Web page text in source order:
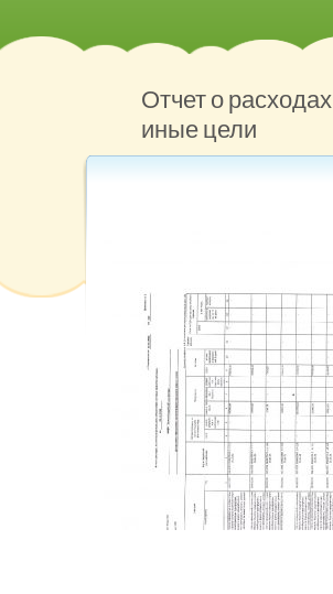
Главная
Наши контакты
Отчет о расходах
иные цели